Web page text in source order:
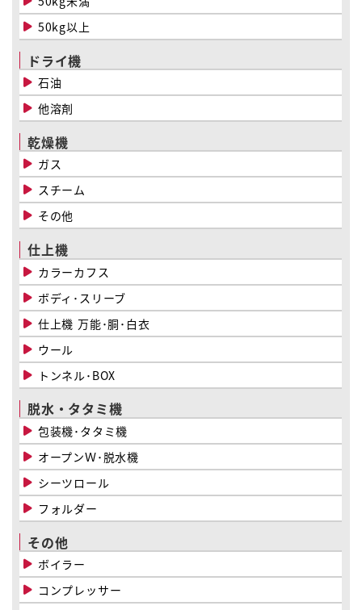
50kg以上
ドライ機
石油
他溶剤
乾燥機
ガス
スチーム
その他
仕上機
カラーカフス
ボディ･スリーブ
仕上機 万能･胴･白衣
ウール
トンネル･BOX
脱水・タタミ機
包装機･タタミ機
オープンＷ･脱水機
シーツロール
フォルダー
その他
ボイラー
コンプレッサー